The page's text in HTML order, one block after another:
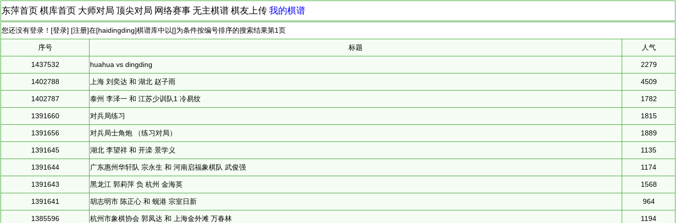
东萍首页 棋库首页 大师对局 顶尖对局 网络赛事 无主棋谱 棋友上传 我的棋谱
您还没有登录！[登录] [注册]在[haidingding]棋谱库中以[]为条件按编号排序的搜索结果第1页
序号 标题 人气
1437532 huahua vs dingding 2279
1402788 上海 刘奕达 和 湖北 赵子雨 4509
1402787 泰州 李泽一 和 江苏少训队1 冷易纹 1782
1391660 对兵局练习 1815
1391656 对兵局士角炮 （练习对局） 1889
1391645 湖北 李望祥 和 开滦 景学义 1135
1391644 广东惠州华轩队 宗永生 和 河南启福象棋队 武俊强 1174
1391643 黑龙江 郭莉萍 负 杭州 金海英 1568
1391641 胡志明市 陈正心 和 蚬港 宗室日新 964
1385596 杭州市象棋协会 郭凤达 和 上海金外滩 万春林 1194